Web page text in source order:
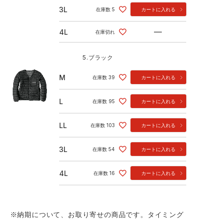
3L 在庫数 5 カートに入れる
4L 在庫切れ —
5.ブラック
M 在庫数 39 カートに入れる
L 在庫数 95 カートに入れる
LL 在庫数 103 カートに入れる
3L 在庫数 54 カートに入れる
4L 在庫数 16 カートに入れる
※納期について、お取り寄せの商品です。タイミング